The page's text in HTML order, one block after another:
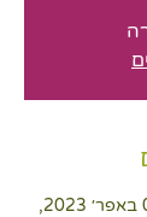
14 במרץ 2023, 6:00 – 04 באפר׳ 2023,